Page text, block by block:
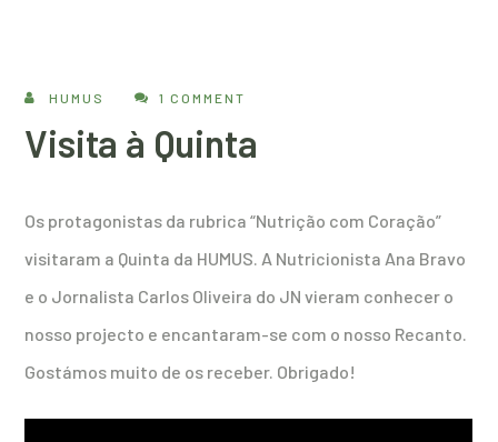
HUMUS 1 COMMENT
Visita à Quinta
Os protagonistas da rubrica “Nutrição com Coração”
visitaram a Quinta da HUMUS. A Nutricionista Ana Bravo
e o Jornalista Carlos Oliveira do JN vieram conhecer o
nosso projecto e encantaram-se com o nosso Recanto.
Gostámos muito de os receber. Obrigado!